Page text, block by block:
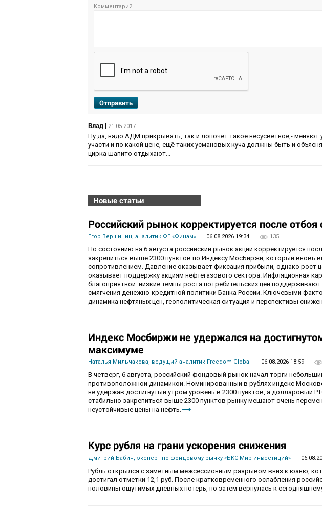
Комментарий
Отправить
Влад | 21.05.2017
Ну да, надо АДМ прикрывать, так и лопочет такое несусветное,- меняют
участи и по какой цене, ещё таких усмановых куча должны быть и
цирка шапито отдыхают...
Новые статьи
Российский рынок корректируется после отбоя
Егор Вершинин, аналитик ФГ «Финам» 06.08.2026 19:34 135
По состоянию на 6 августа российский рынок акций корректируется
закрепиться выше 2300 пунктов по Индексу МосБиржи, который вновь
сопротивлением. Давление оказывает фиксация прибыли, однако рост
оказывает поддержку акциям нефтегазового сектора. Инфляционная
благоприятной: низкие темпы роста потребительских цен
смягчения денежно-кредитной политики Банка России. Ключевыми
динамика нефтяных цен, геополитическая ситуация и перспективы
Индекс Мосбиржи не удержался на
максимуме
Наталья Мильчакова, ведущий аналитик Freedom Global 06.08.2026 18:59
В четверг, 6 августа, российский фондовый рынок начал торги
противоположной динамикой. Номинированный в рублях индекс
не удержав достигнутый утром уровень в 2300 пунктов, а долларовый
стабильно закрепиться выше 2300 пунктов рынку мешают очень
неустойчивые цены на нефть.
Курс рубля на грани ускорения снижения
Дмитрий Бабин, эксперт по фондовому рынку «БКС Мир инвестиций»
Рубль открылся с заметным межсессионным разрывом вниз к юаню,
достигал отметки 12,1 руб. После кратковременного ослабления
половины ощутимых дневных потерь, но затем вернулась к